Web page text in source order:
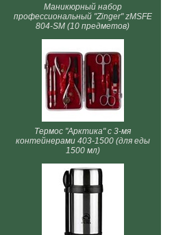
Маникюрный набор
профессиональный "Zinger" zMSFE
804-SM (10 предметов)
Термос "Арктика" с 3-мя
контейнерами 403-1500 (для еды
1500 мл)